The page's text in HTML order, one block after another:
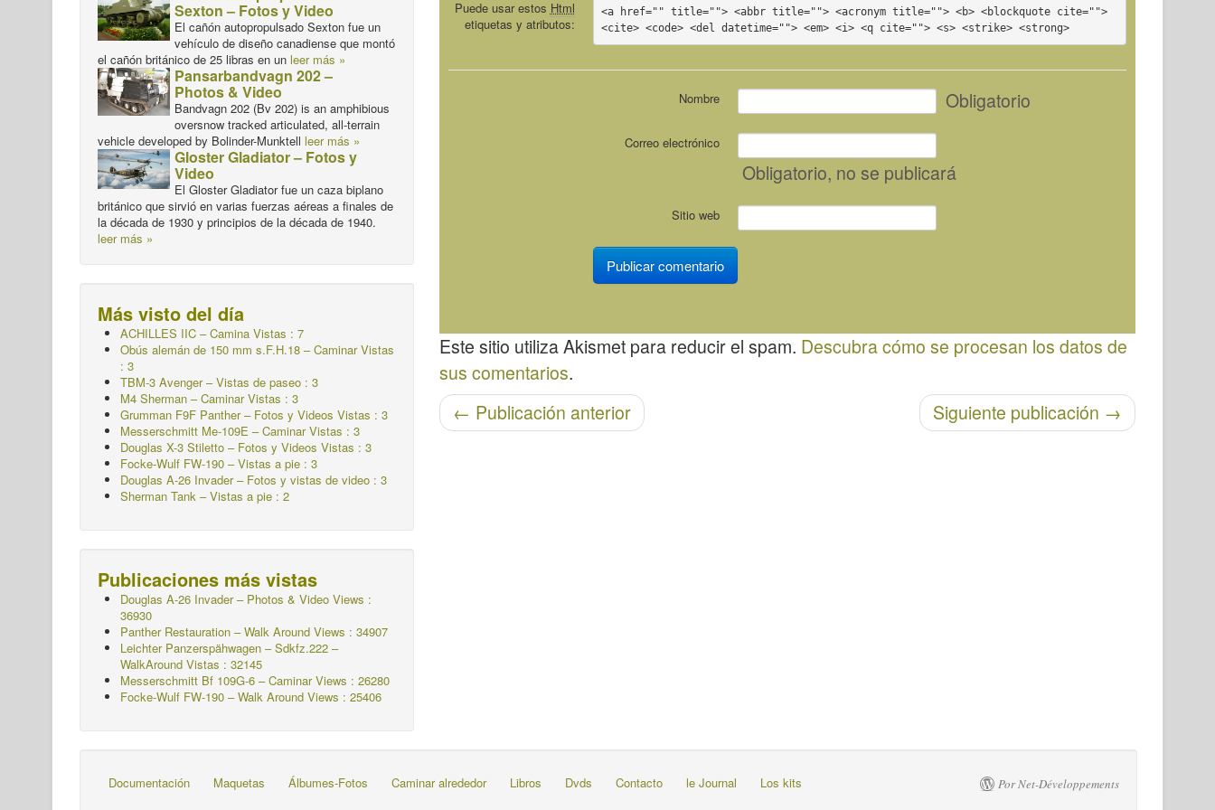
Puede usar estos Html
etiquetas y atributos:
<a href="" title=""> <abbr title=""> <acronym title=""> <b> <blockquote cite="">
<cite> <code> <del datetime=""> <em> <i> <q cite=""> <s> <strike> <strong>
Nombre Obligatorio
Correo electrónico
Obligatorio, no se publicará
Sitio web
Este sitio utiliza Akismet para reducir el spam. Descubra cómo se procesan los datos de
sus comentarios.
Post-navegación Siguiente publicación →
← Publicación anterior
Sexton – Fotos y Video
El cañón autopropulsado Sexton fue un
vehículo de diseño canadiense que montó
el cañón británico de 25 libras en un leer más »
Pansarbandvagn 202 –
Photos & Video
Bandvagn 202 (Bv 202) is an amphibious
oversnow tracked articulated, all-terrain
vehicle developed by Bolinder-Munktell leer más »
Gloster Gladiator – Fotos y
Video
El Gloster Gladiator fue un caza biplano
británico que sirvió en varias fuerzas aéreas a finales de
la década de 1930 y principios de la década de 1940.
leer más »
Más visto del día
ACHILLES IIC – Camina Vistas : 7
Obús alemán de 150 mm s.F.H.18 – CaminarVistas
: 3
TBM-3 Avenger – Vistas de paseo : 3
M4 Sherman – CaminarVistas : 3
Grumman F9F Panther – Fotos y Videos Vistas : 3
Messerschmitt Me-109E – CaminarVistas : 3
Douglas X-3 Stiletto – Fotos y Videos Vistas : 3
Focke-Wulf FW-190 – Vistas a pie : 3
Douglas A-26 Invader – Fotos y vistas de video : 3
Sherman Tank – Vistas a pie : 2
Publicaciones más vistas
Douglas A-26 Invader – Photos & Video Views :
36930
Panther Restauration – Walk Around Views : 34907
Leichter Panzerspähwagen – Sdkfz.222 –
WalkAround Vistas : 32145
Messerschmitt Bf 109G-6 – Caminar Views : 26280
Focke-Wulf FW-190 – Walk Around Views : 25406
Documentación Maquetas Álbumes-Fotos Caminar alrededor Libros Dvds Contacto le Journal Los kits Por Net-Développements